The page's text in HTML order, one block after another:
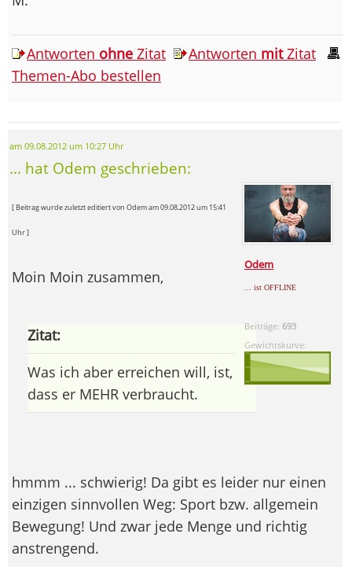
Antworten ohne Zitat Antworten mitZitat
Themen-Abo bestellen
am 09.08.2012 um 10:27 Uhr
... hat Odem geschrieben:
Odem
... ist OFFLINE
Beiträge: 693
Gewichtskurve:
[ Beitrag wurde zuletzt editiert von Odem am 09.08.2012 um 15:41
Uhr ]
Moin Moin zusammen,
Zitat:
Was ich aber erreichen will, ist,
dass er MEHR verbraucht.
hmmm ... schwierig! Da gibt es leider nur einen
einzigen sinnvollen Weg: Sport bzw. allgemein
Bewegung! Und zwar jede Menge und richtig
anstrengend.